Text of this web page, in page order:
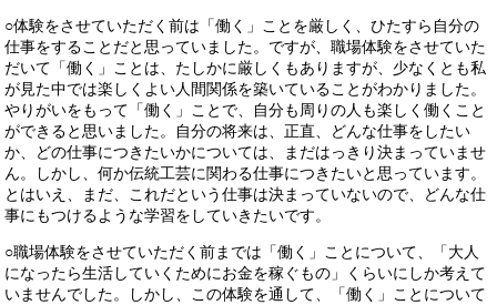
○体験をさせていただく前は「働く」ことを厳しく、ひたすら自分の
仕事をすることだと思っていました。ですが、職場体験をさせていた
だいて「働く」ことは、たしかに厳しくもありますが、少なくとも私
が見た中では楽しくよい人間関係を築いていることがわかりました。
やりがいをもって「働く」ことで、自分も周りの人も楽しく働くこと
ができると思いました。自分の将来は、正直、どんな仕事をしたい
か、どの仕事につきたいかについては、まだはっきり決まっていませ
ん。しかし、何か伝統工芸に関わる仕事につきたいと思っています。
とはいえ、まだ、これだという仕事は決まっていないので、どんな仕
事にもつけるような学習をしていきたいです。
○職場体験をさせていただく前までは「働く」ことについて、「大人
になったら生活していくためにお金を稼ぐもの」くらいにしか考えて
いませんでした。しかし、この体験を通して、「働く」ことについて